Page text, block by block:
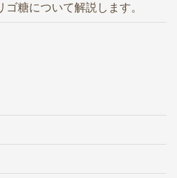
糖について解説します。